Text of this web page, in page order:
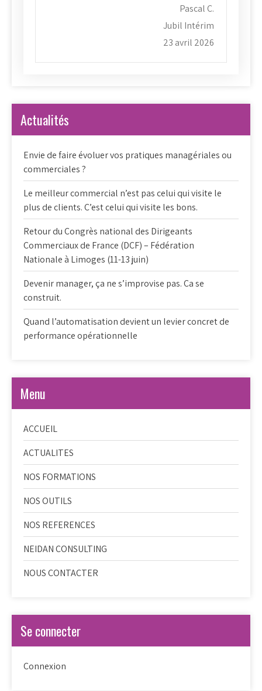
Pascal C.
Jubil Intérim
23 avril 2026
Actualités
Envie de faire évoluer vos pratiques managériales ou
commerciales ?
Le meilleur commercial n’est pas celui qui visite le
plus de clients. C’est celui qui visite les bons.
Retour du Congrès national des Dirigeants
Commerciaux de France (DCF) – Fédération
Nationale à Limoges (11-13 juin)
Devenir manager, ça ne s’improvise pas. Ca se
construit.
Quand l’automatisation devient un levier concret de
performance opérationnelle
Menu
ACCUEIL
ACTUALITES
NOS FORMATIONS
NOS OUTILS
NOS REFERENCES
NEIDAN CONSULTING
NOUS CONTACTER
Se connecter
Connexion